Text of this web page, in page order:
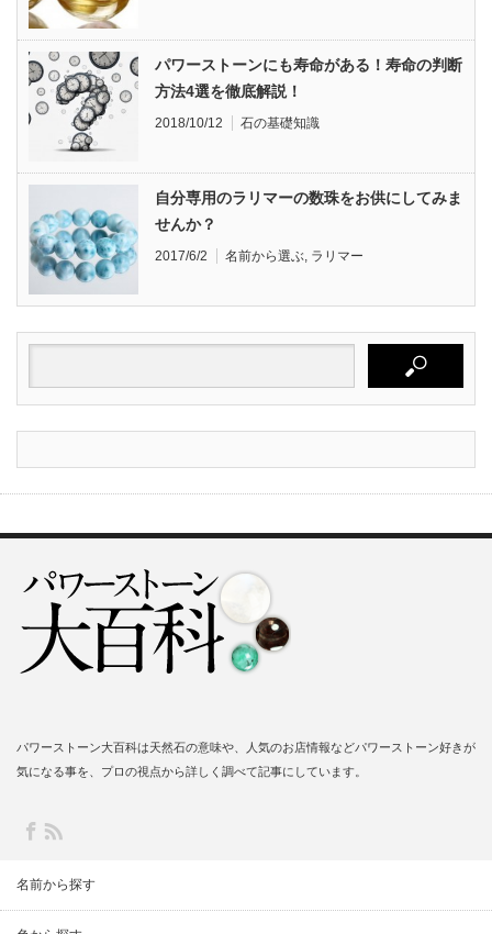
パワーストーンにも寿命がある！寿命の判断
方法4選を徹底解説！
2018/10/12 石の基礎知識
自分専用のラリマーの数珠をお供にしてみま
せんか？
2017/6/2 名前から選ぶ, ラリマー
パワーストーン大百科は天然石の意味や、人気のお店情報などパワーストーン好きが
気になる事を、プロの視点から詳しく調べて記事にしています。
名前から探す